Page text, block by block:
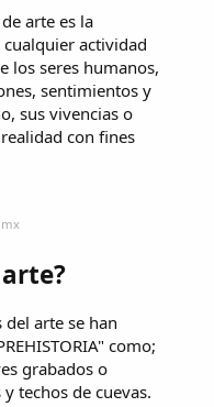
arte es la
actividad
los seres humanos,
sentimientos y
sus vivencias o
con fines
arte se han
como;
grabados o
techos de cuevas.